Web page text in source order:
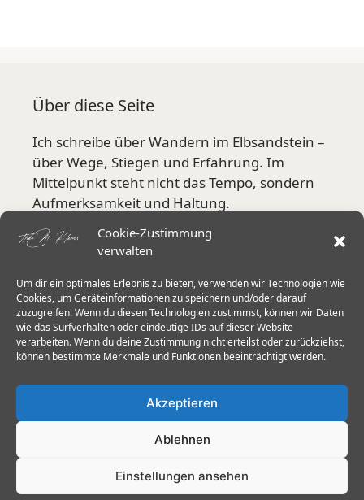
Cookie-Zustimmung
verwalten
Um dir ein optimales Erlebnis zu bieten, verwenden wir Technologien wie
Cookies, um Geräteinformationen zu speichern und/oder darauf
zuzugreifen. Wenn du diesen Technologien zustimmst, können wir Daten
wie das Surfverhalten oder eindeutige IDs auf dieser Website
verarbeiten. Wenn du deine Zustimmung nicht erteilst oder zurückziehst,
können bestimmte Merkmale und Funktionen beeinträchtigt werden.
Akzeptieren
Ablehnen
Einstellungen ansehen
Über diese Seite
Ich schreibe über Wandern im Elbsandstein –
über Wege, Stiegen und Erfahrung. Im
Mittelpunkt steht nicht das Tempo, sondern
Aufmerksamkeit und Haltung.
Mehr über mich
Aktuelle Schwerpunkte
Stiegen in der Sächsischen Schweiz
Herkulessäulen & Schrammsteine
Wanderstöcke im Elbsandstein
Trittsicherheit 60+